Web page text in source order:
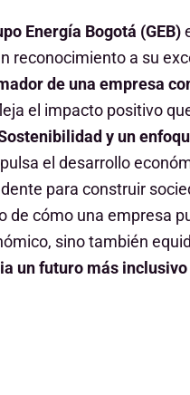
Energía Bogotá (GEB)
reconocimiento a su
de una empresa
el impacto positivo
y un
el desarrollo
para construir
cómo una empresa
sino también
un futuro más